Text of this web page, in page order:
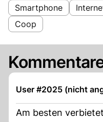
Smartphone
Coop
User #2025 (nicht
Am besten